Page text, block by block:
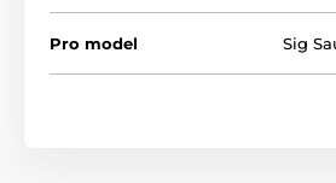
vytvořit přirozené spojení mezi
zbraní.
Pro model Sig